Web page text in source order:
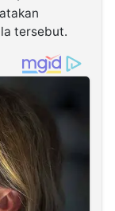
tersebut.